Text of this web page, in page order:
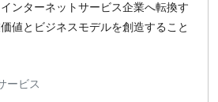
ンターネットサービス企業へ転換す
値とビジネスモデルを創造すること
ービス